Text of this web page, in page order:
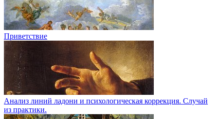
Приветствие
Анализ линий ладони и психологическая коррекция. Случай
из практики.